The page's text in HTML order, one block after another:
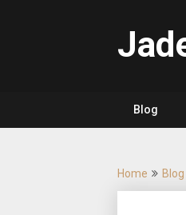
Blog
Home Blog